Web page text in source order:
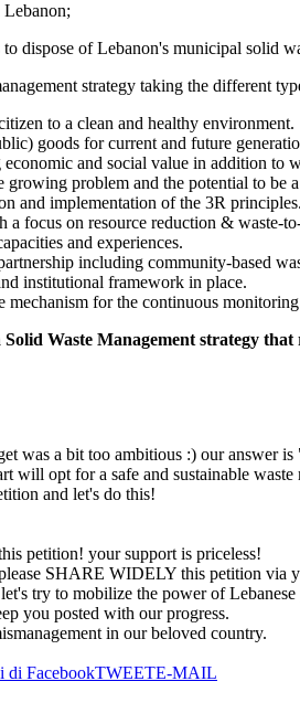
dispose of Lebanon's municipal solid
strategy taking the different
to a clean and healthy environment.
goods for current and future
and social value in addition to
problem and the potential to be
and implementation of the 3R
a focus on resource reduction & waste-
and experiences.
including community-based
institutional framework in place.
for the continuous
Waste Management strategy
was a bit too ambitious :) our
will opt for a safe and sustainable
and let's do this!
petition! your support is priceless!
SHARE WIDELY this petition via
try to mobilize the power of
you posted with our progress.
in our beloved country.
di FacebookTWEETE-MAIL